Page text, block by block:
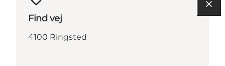
Find vej
4100 Ringsted